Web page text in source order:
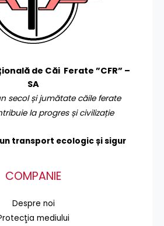
de Căi Ferate ”CFR” –
SA
secol și jumătate căile ferate
la progres și civilizație
transport ecologic și sigur
COMPANIE
Despre noi
mediului